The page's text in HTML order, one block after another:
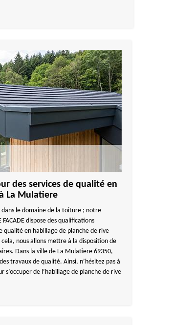
des services de qualité en
La Mulatiere
dans le domaine de la toiture ; notre
dispose des qualifications
qualité en habillage de planche de rive
nous allons mettre à la disposition de
Dans la ville de La Mulatiere 69350,
travaux de qualité. Ainsi, n’hésitez pas à
s’occuper de l’habillage de planche de rive